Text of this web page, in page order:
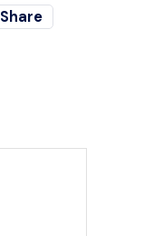
Share